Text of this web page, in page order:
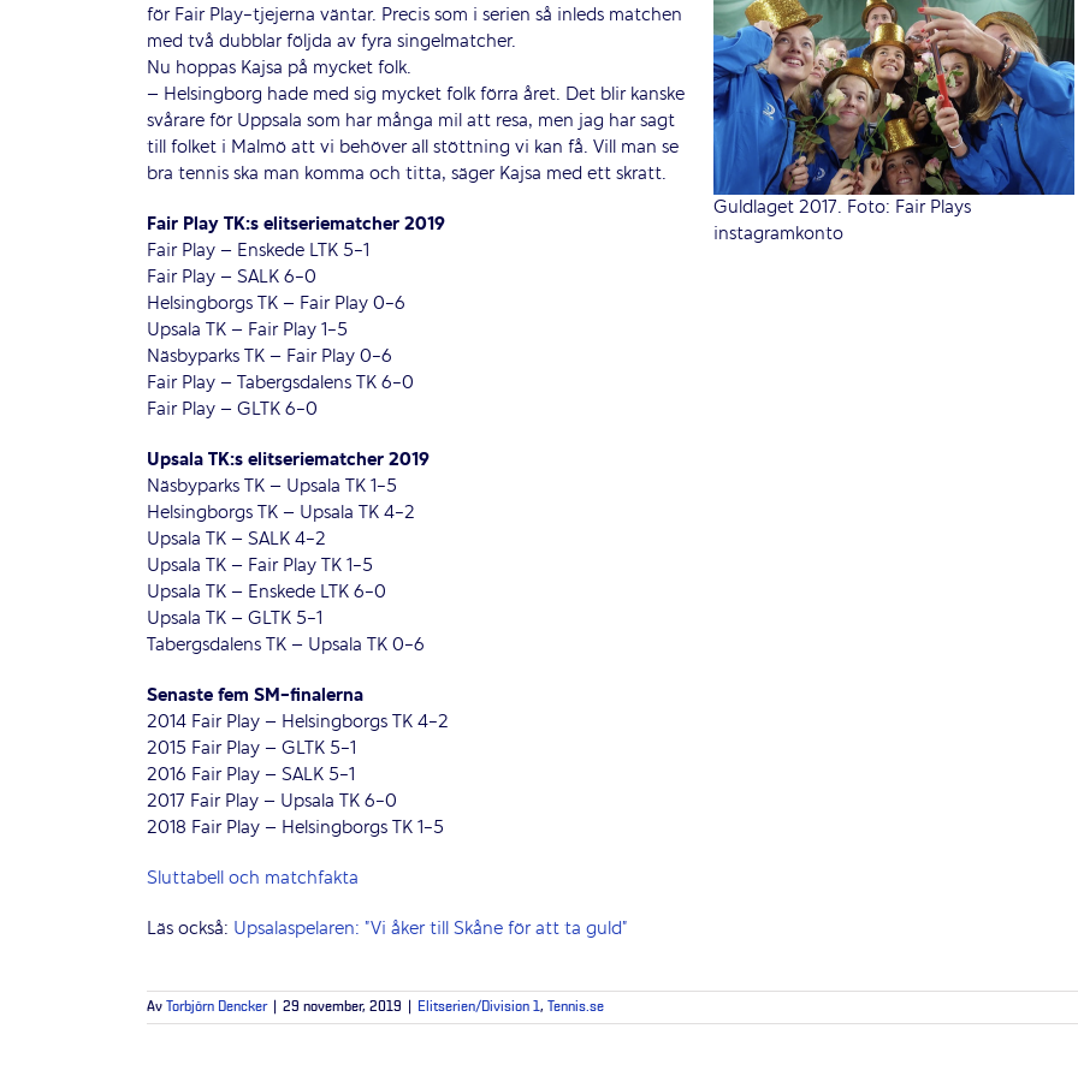
Guldlaget 2017. Foto: Fair Plays
instagramkonto
för Fair Play-tjejerna väntar. Precis som i serien så inleds matchen
med två dubblar följda av fyra singelmatcher.
Nu hoppas Kajsa på mycket folk.
– Helsingborg hade med sig mycket folk förra året. Det blir kanske
svårare för Uppsala som har många mil att resa, men jag har sagt
till folket i Malmö att vi behöver all stöttning vi kan få. Vill man se
bra tennis ska man komma och titta, säger Kajsa med ett skratt.
Fair Play TK:s elitseriematcher 2019
Fair Play – Enskede LTK 5-1
Fair Play – SALK 6-0
Helsingborgs TK – Fair Play 0-6
Upsala TK – Fair Play 1-5
Näsbyparks TK – Fair Play 0-6
Fair Play – Tabergsdalens TK 6-0
Fair Play – GLTK 6-0
Upsala TK:s elitseriematcher 2019
Näsbyparks TK – Upsala TK 1-5
Helsingborgs TK – Upsala TK 4-2
Upsala TK – SALK 4-2
Upsala TK – Fair Play TK 1-5
Upsala TK – Enskede LTK 6-0
Upsala TK – GLTK 5-1
Tabergsdalens TK – Upsala TK 0-6
Senaste fem SM-finalerna
2014 Fair Play – Helsingborgs TK 4-2
2015 Fair Play – GLTK 5-1
2016 Fair Play – SALK 5-1
2017 Fair Play – Upsala TK 6-0
2018 Fair Play – Helsingborgs TK 1-5
Sluttabell och matchfakta
Läs också: Upsalaspelaren: ”Vi åker till Skåne för att ta guld”
Av Torbjörn Dencker 29 november, 2019 Elitserien/Division 1, Tennis.se